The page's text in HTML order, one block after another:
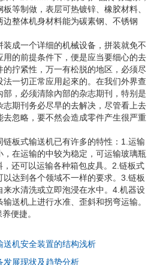
等制做，表层可热镀锌、橡胶材料、
整体机身材料能为碳素钢、不锈钢
成一个详细的机械设备，拼装就免不
的前提条件下，便是应当要细心的去
拧紧性，万一有松脱的地区，必须尽
一切正常应用起來的。在我们外界查
，必须清除內部的杂志期刊，特别是
期刊务必尽早的去解决，尽管看上去
忽略，要不然会造成零件产生很严重
板式输送机已有许多的特性：1.运输
在运输的中较为稳定，可运输玻璃瓶
还可以运输各种箱包皮具。2.链板式
达到各个领域不一样的要求。3.链板
水清洗或立即泡浸在水中。4.机器设
送机上进行水准、歪斜和拐弯运输。
便捷。
送机安全装置的结构浅析
发展现状及趋势分析